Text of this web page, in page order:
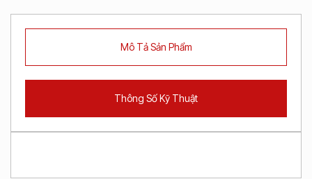
Mô Tả Sản Phẩm
Thông Số Kỹ Thuật